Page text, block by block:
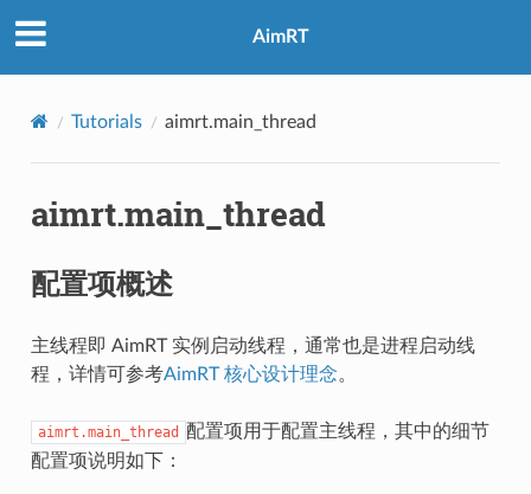
AimRT
Tutorials aimrt.main_thread
aimrt.main_thread
配置项概述
主线程即 AimRT 实例启动线程，通常也是进程启动线
程，详情可参考AimRT 核心设计理念。
aimrt.main_thread
配置项用于配置主线程，其中的细节
配置项说明如下：